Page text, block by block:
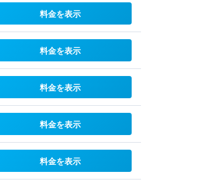
料金を表示
料金を表示
料金を表示
料金を表示
料金を表示